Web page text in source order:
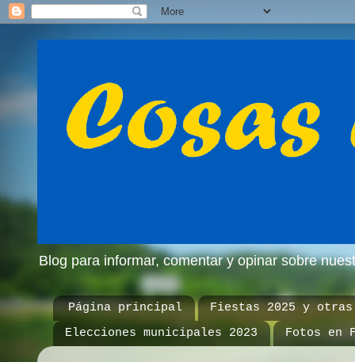
Blog para informar, comentar y opinar sobre
Página principal
Fiestas 2025 y otras
Elecciones municipales 2023
Fotos en